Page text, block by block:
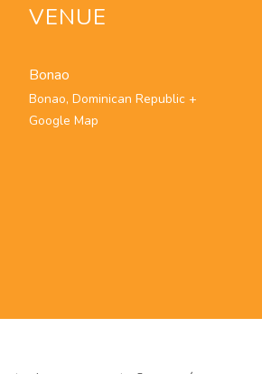
VENUE
Bonao
Bonao, Dominican Republic +
Google Map